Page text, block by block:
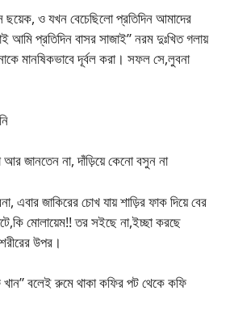
ছয়েক, ও যখন বেচেছিলো প্রতিদিন আমাদের
আমি প্রতিদিন বাসর সাজাই” নরম দুঃখিত গলায়
মানষিকভাবে দূর্বল করা। সফল সে,লুবনা
জানতেন না, দাঁড়িয়ে কেনো বসুন না
এবার জাকিরের চোখ যায় শাড়ির ফাক দিয়ে বের
মোলায়েম!! তর সইছে না,ইচ্ছা করছে
উপর।
খান” বলেই রুমে থাকা কফির পট থেকে কফি